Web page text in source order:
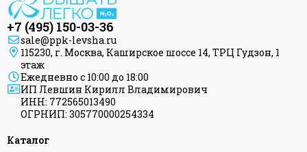
+7 (495) 150-03-36
sale@ppk-levsha.ru
115230, г. Москва, Каширское шоссе 14, ТРЦ Гудзон, 1
этаж
Ежедневно с 10:00 до 18:00
ИП Левшин Кирилл Владимирович
ИНН: 772565013490
ОГРНИП: 305770000254334
Каталог